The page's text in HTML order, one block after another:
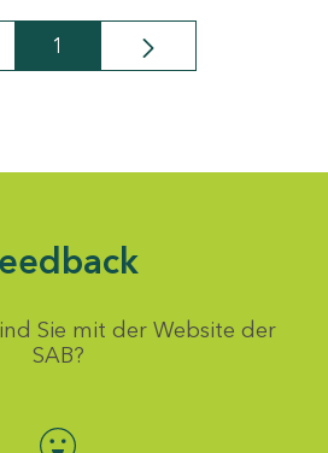
Seite
1
Sie mit der Website der
SAB?
Bewertung auswählen